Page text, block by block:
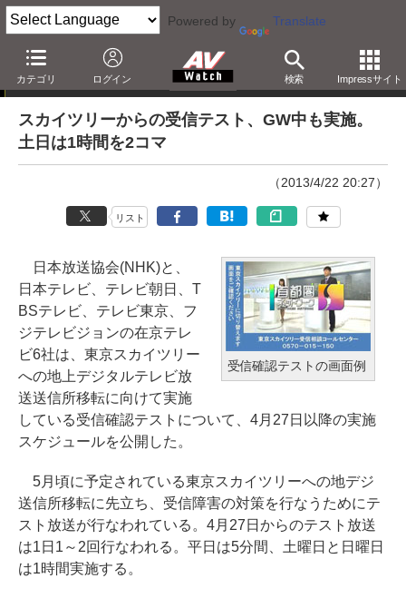
Powered by Translate
カテゴリ ログイン 検索 Impressサイト
ニュース
スカイツリーからの受信テスト、GW中も実施。
土日は1時間を2コマ
（2013/4/22 20:27）
リスト
受信確認テストの画面例
日本放送協会(NHK)と、
日本テレビ、テレビ朝日、T
BSテレビ、テレビ東京、フ
ジテレビジョンの在京テレ
ビ6社は、東京スカイツリー
への地上デジタルテレビ放
送送信所移転に向けて実施
している受信確認テストについて、4月27日以降の実施
スケジュールを公開した。
5月頃に予定されている東京スカイツリーへの地デジ
送信所移転に先立ち、受信障害の対策を行なうためにテ
スト放送が行なわれている。4月27日からのテスト放送
は1日1～2回行なわれる。平日は5分間、土曜日と日曜日
は1時間実施する。